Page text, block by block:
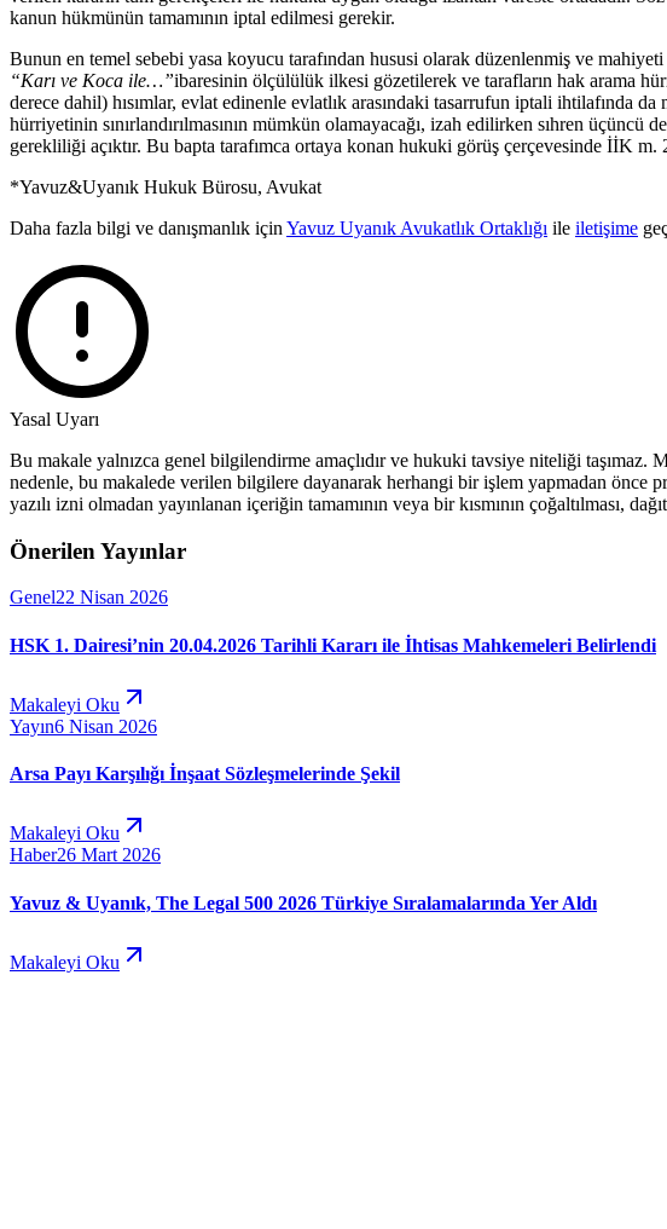
kanun hükmünün tamamının iptal edilmesi gerekir.
Bunun en temel sebebi yasa koyucu tarafından hususi olarak düzenlenmiş ve
“Karı ve Koca ile…”ibaresinin ölçülülük ilkesi gözetilerek ve tarafların hak arama
derece dahil) hısımlar, evlat edinenle evlatlık arasındaki tasarrufun iptali ihtilafında
hürriyetinin sınırlandırılmasının mümkün olamayacağı, izah edilirken sıhren üçüncü
gerekliliği açıktır. Bu bapta tarafımca ortaya konan hukuki görüş çerçevesinde İİK
*Yavuz&Uyanık Hukuk Bürosu, Avukat
Daha fazla bilgi ve danışmanlık için Yavuz Uyanık Avukatlık Ortaklığı ile iletişime
Yasal Uyarı
Bu makale yalnızca genel bilgilendirme amaçlıdır ve hukuki tavsiye niteliği
nedenle, bu makalede verilen bilgilere dayanarak herhangi bir işlem yapmadan önce
yazılı izni olmadan yayınlanan içeriğin tamamının veya bir kısmının çoğaltılması,
Önerilen Yayınlar
Genel22 Nisan 2026
HSK 1. Dairesi’nin 20.04.2026 Tarihli Kararı ile İhtisas Mahkemeleri Belirlendi
Makaleyi Oku
Yayın6 Nisan 2026
Arsa Payı Karşılığı İnşaat Sözleşmelerinde Şekil
Makaleyi Oku
Haber26 Mart 2026
Yavuz & Uyanık, The Legal 500 2026 Türkiye Sıralamalarında Yer Aldı
Makaleyi Oku